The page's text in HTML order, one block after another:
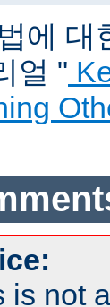
에 대
얼 "
is not